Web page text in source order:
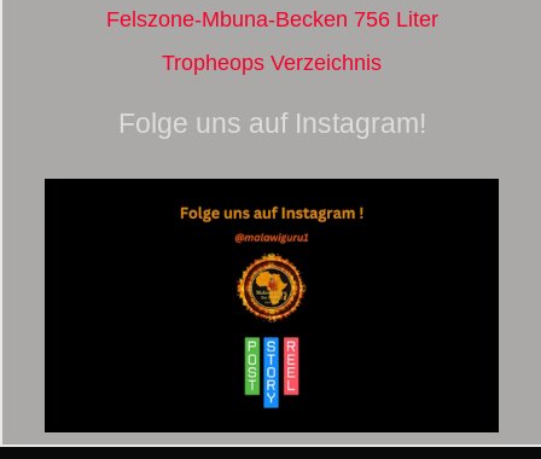
Felszone-Mbuna-Becken 756 Liter
Tropheops Verzeichnis
Folge uns auf Instagram!